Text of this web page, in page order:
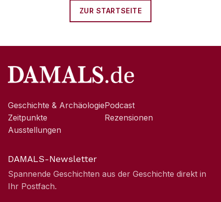
ZUR STARTSEITE
Geschichte & Archäologie
Zeitpunkte
Ausstellungen
Podcast
Rezensionen
DAMALS-Newsletter
Spannende Geschichten aus der Geschichte direkt in
Ihr Postfach.